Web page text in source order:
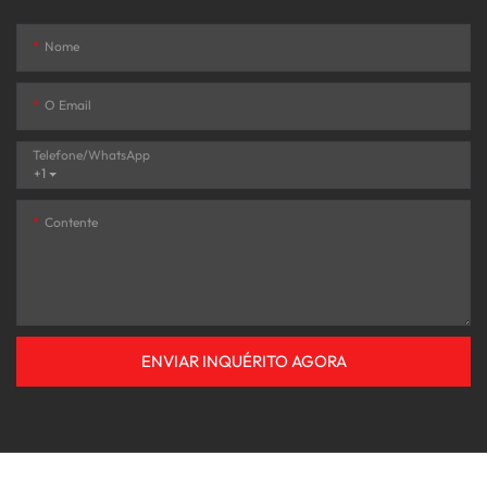
Nome
O Email
+1
Telefone/WhatsApp
Contente
ENVIAR INQUÉRITO AGORA